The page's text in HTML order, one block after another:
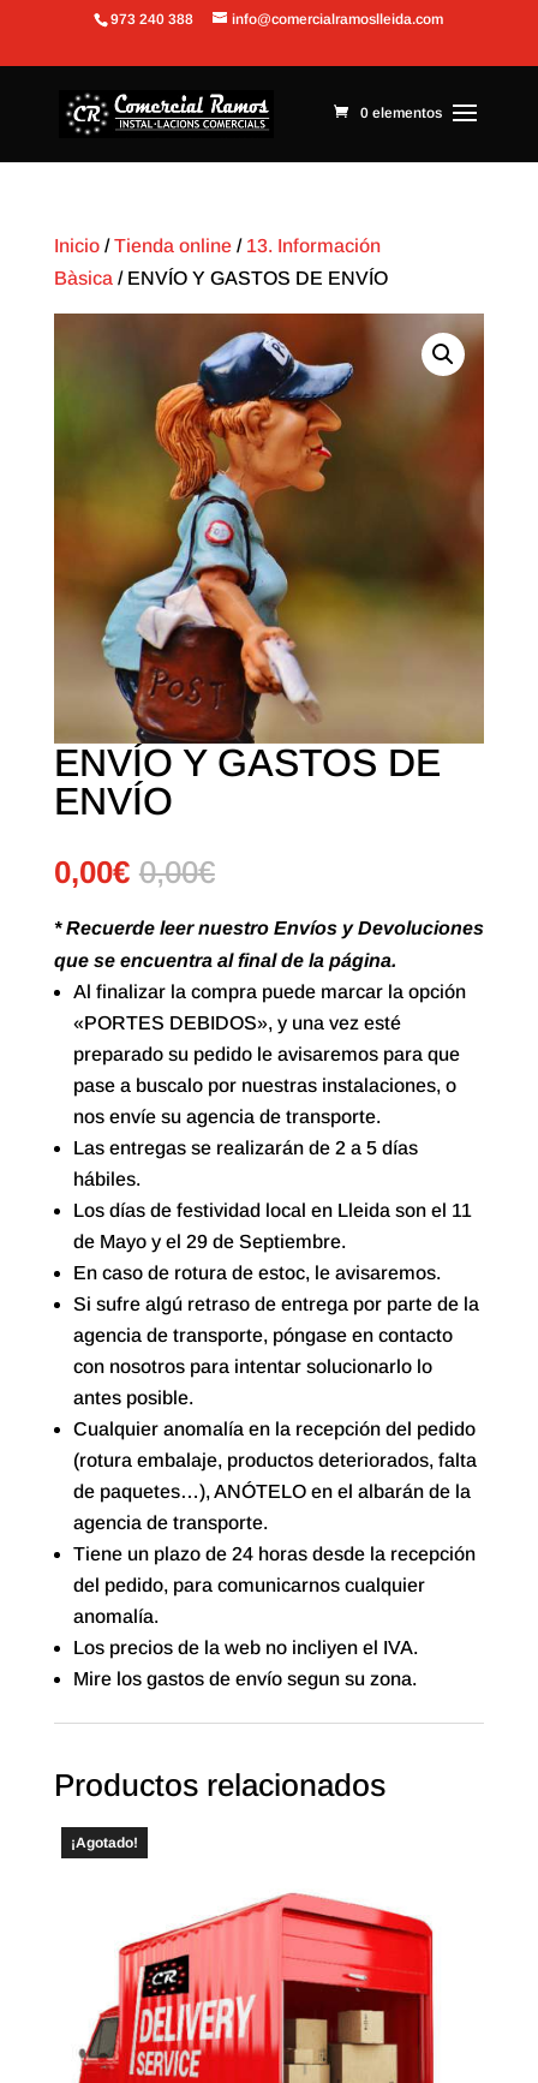
Abrir barra de herramientas
973 240 388 info@comercialramoslleida.com
0 elementos
Inicio/Tienda online/ 13. Información
Bàsica / ENVÍO Y GASTOS DE ENVÍO
ENVÍO Y GASTOS DE
ENVÍO
0,00€ 0,00€
* Recuerde leer nuestro Envíos y Devoluciones
que se encuentra al final de la página.
Al finalizar la compra puede marcar la opción
«PORTES DEBIDOS», y una vez esté
preparado su pedido le avisaremos para que
pase a buscalo por nuestras instalaciones, o
nos envíe su agencia de transporte.
Las entregas se realizarán de 2 a 5 días
hábiles.
Los días de festividad local en Lleida son el 11
de Mayo y el 29 de Septiembre.
En caso de rotura de estoc, le avisaremos.
Si sufre algú retraso de entrega por parte de la
agencia de transporte, póngase en contacto
con nosotros para intentar solucionarlo lo
antes posible.
Cualquier anomalía en la recepción del pedido
(rotura embalaje, productos deteriorados, falta
de paquetes…), ANÓTELO en el albarán de la
agencia de transporte.
Tiene un plazo de 24 horas desde la recepción
del pedido, para comunicarnos cualquier
anomalía.
Los precios de la web no incliyen el IVA.
Mire los gastos de envío segun su zona.
Productos relacionados
¡Agotado!